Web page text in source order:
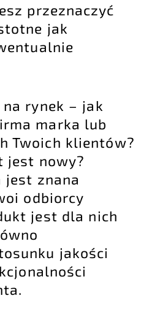
przeznaczyć
jak
rynek – jak
marka lub
Twoich klientów?
jest nowy?
jest znana
odbiorcy
jest dla nich
jakości